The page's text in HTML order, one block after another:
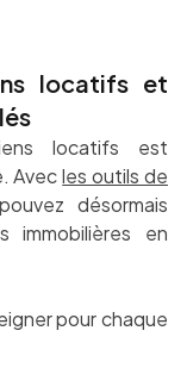
locatifs et
locatifs est
Avecles outils de
désormais
immobilières en
pour chaque